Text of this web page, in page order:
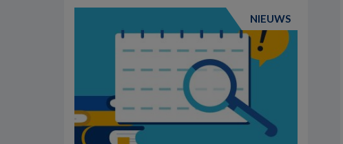
NIEUWS